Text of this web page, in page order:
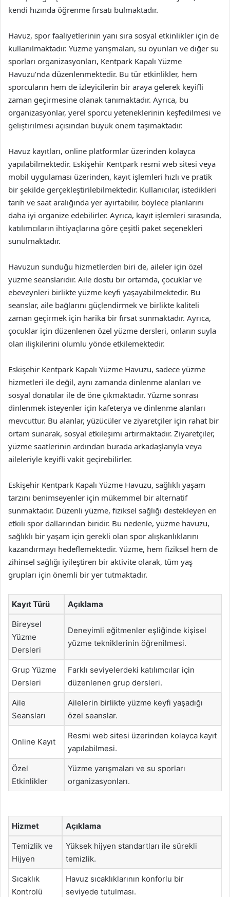
kendi hızında öğrenme fırsatı bulmaktadır.
Havuz, spor faaliyetlerinin yanı sıra sosyal etkinlikler için de
kullanılmaktadır. Yüzme yarışmaları, su oyunları ve diğer su
sporları organizasyonları, Kentpark Kapalı Yüzme
Havuzu’nda düzenlenmektedir. Bu tür etkinlikler, hem
sporcuların hem de izleyicilerin bir araya gelerek keyifli
zaman geçirmesine olanak tanımaktadır. Ayrıca, bu
organizasyonlar, yerel sporcu yeteneklerinin keşfedilmesi ve
geliştirilmesi açısından büyük önem taşımaktadır.
Havuz kayıtları, online platformlar üzerinden kolayca
yapılabilmektedir. Eskişehir Kentpark resmi web sitesi veya
mobil uygulaması üzerinden, kayıt işlemleri hızlı ve pratik
bir şekilde gerçekleştirilebilmektedir. Kullanıcılar, istedikleri
tarih ve saat aralığında yer ayırtabilir, böylece planlarını
daha iyi organize edebilirler. Ayrıca, kayıt işlemleri sırasında,
katılımcıların ihtiyaçlarına göre çeşitli paket seçenekleri
sunulmaktadır.
Havuzun sunduğu hizmetlerden biri de, aileler için özel
yüzme seanslarıdır. Aile dostu bir ortamda, çocuklar ve
ebeveynleri birlikte yüzme keyfi yaşayabilmektedir. Bu
seanslar, aile bağlarını güçlendirmek ve birlikte kaliteli
zaman geçirmek için harika bir fırsat sunmaktadır. Ayrıca,
çocuklar için düzenlenen özel yüzme dersleri, onların suyla
olan ilişkilerini olumlu yönde etkilemektedir.
Eskişehir Kentpark Kapalı Yüzme Havuzu, sadece yüzme
hizmetleri ile değil, aynı zamanda dinlenme alanları ve
sosyal donatılar ile de öne çıkmaktadır. Yüzme sonrası
dinlenmek isteyenler için kafeterya ve dinlenme alanları
mevcuttur. Bu alanlar, yüzücüler ve ziyaretçiler için rahat bir
ortam sunarak, sosyal etkileşimi artırmaktadır. Ziyaretçiler,
yüzme saatlerinin ardından burada arkadaşlarıyla veya
aileleriyle keyifli vakit geçirebilirler.
Eskişehir Kentpark Kapalı Yüzme Havuzu, sağlıklı yaşam
tarzını benimseyenler için mükemmel bir alternatif
sunmaktadır. Düzenli yüzme, fiziksel sağlığı destekleyen en
etkili spor dallarından biridir. Bu nedenle, yüzme havuzu,
sağlıklı bir yaşam için gerekli olan spor alışkanlıklarını
kazandırmayı hedeflemektedir. Yüzme, hem fiziksel hem de
zihinsel sağlığı iyileştiren bir aktivite olarak, tüm yaş
grupları için önemli bir yer tutmaktadır.
Kayıt Türü Açıklama
Bireysel
Yüzme
Dersleri
Deneyimli eğitmenler eşliğinde kişisel
yüzme tekniklerinin öğrenilmesi.
Grup Yüzme
Dersleri
Farklı seviyelerdeki katılımcılar için
düzenlenen grup dersleri.
Aile
Seansları
Ailelerin birlikte yüzme keyfi yaşadığı
özel seanslar.
Online Kayıt
Resmi web sitesi üzerinden kolayca kayıt
yapılabilmesi.
Özel
Etkinlikler
Yüzme yarışmaları ve su sporları
organizasyonları.
Hizmet Açıklama
Temizlik ve
Hijyen
Yüksek hijyen standartları ile sürekli
temizlik.
Sıcaklık
Kontrolü
Havuz sıcaklıklarının konforlu bir
seviyede tutulması.